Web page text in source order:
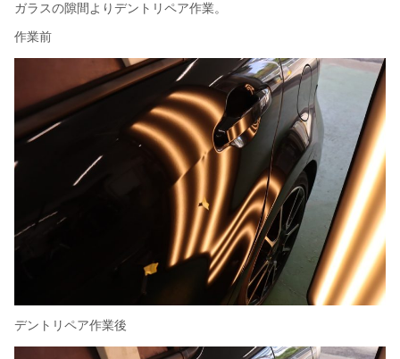
ガラスの隙間よりデントリペア作業。
作業前
デントリペア作業後